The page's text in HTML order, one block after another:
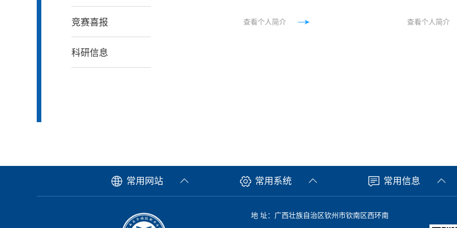
竞赛喜报
科研信息
查看个人简介 查看个人简介
常用网站 常用系统 常用信息
地 址：广西壮族自治区钦州市钦南区西环南